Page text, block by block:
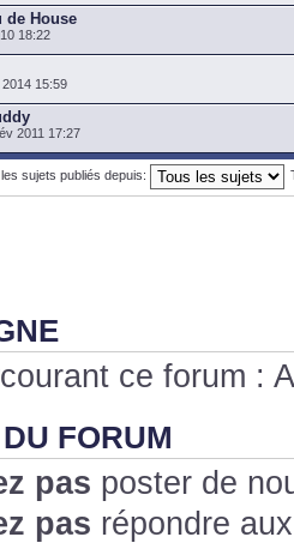
de House
18:22
15:59
2011 17:27
sujets publiés depuis:
ce forum :
FORUM
pas poster de
pas répondre